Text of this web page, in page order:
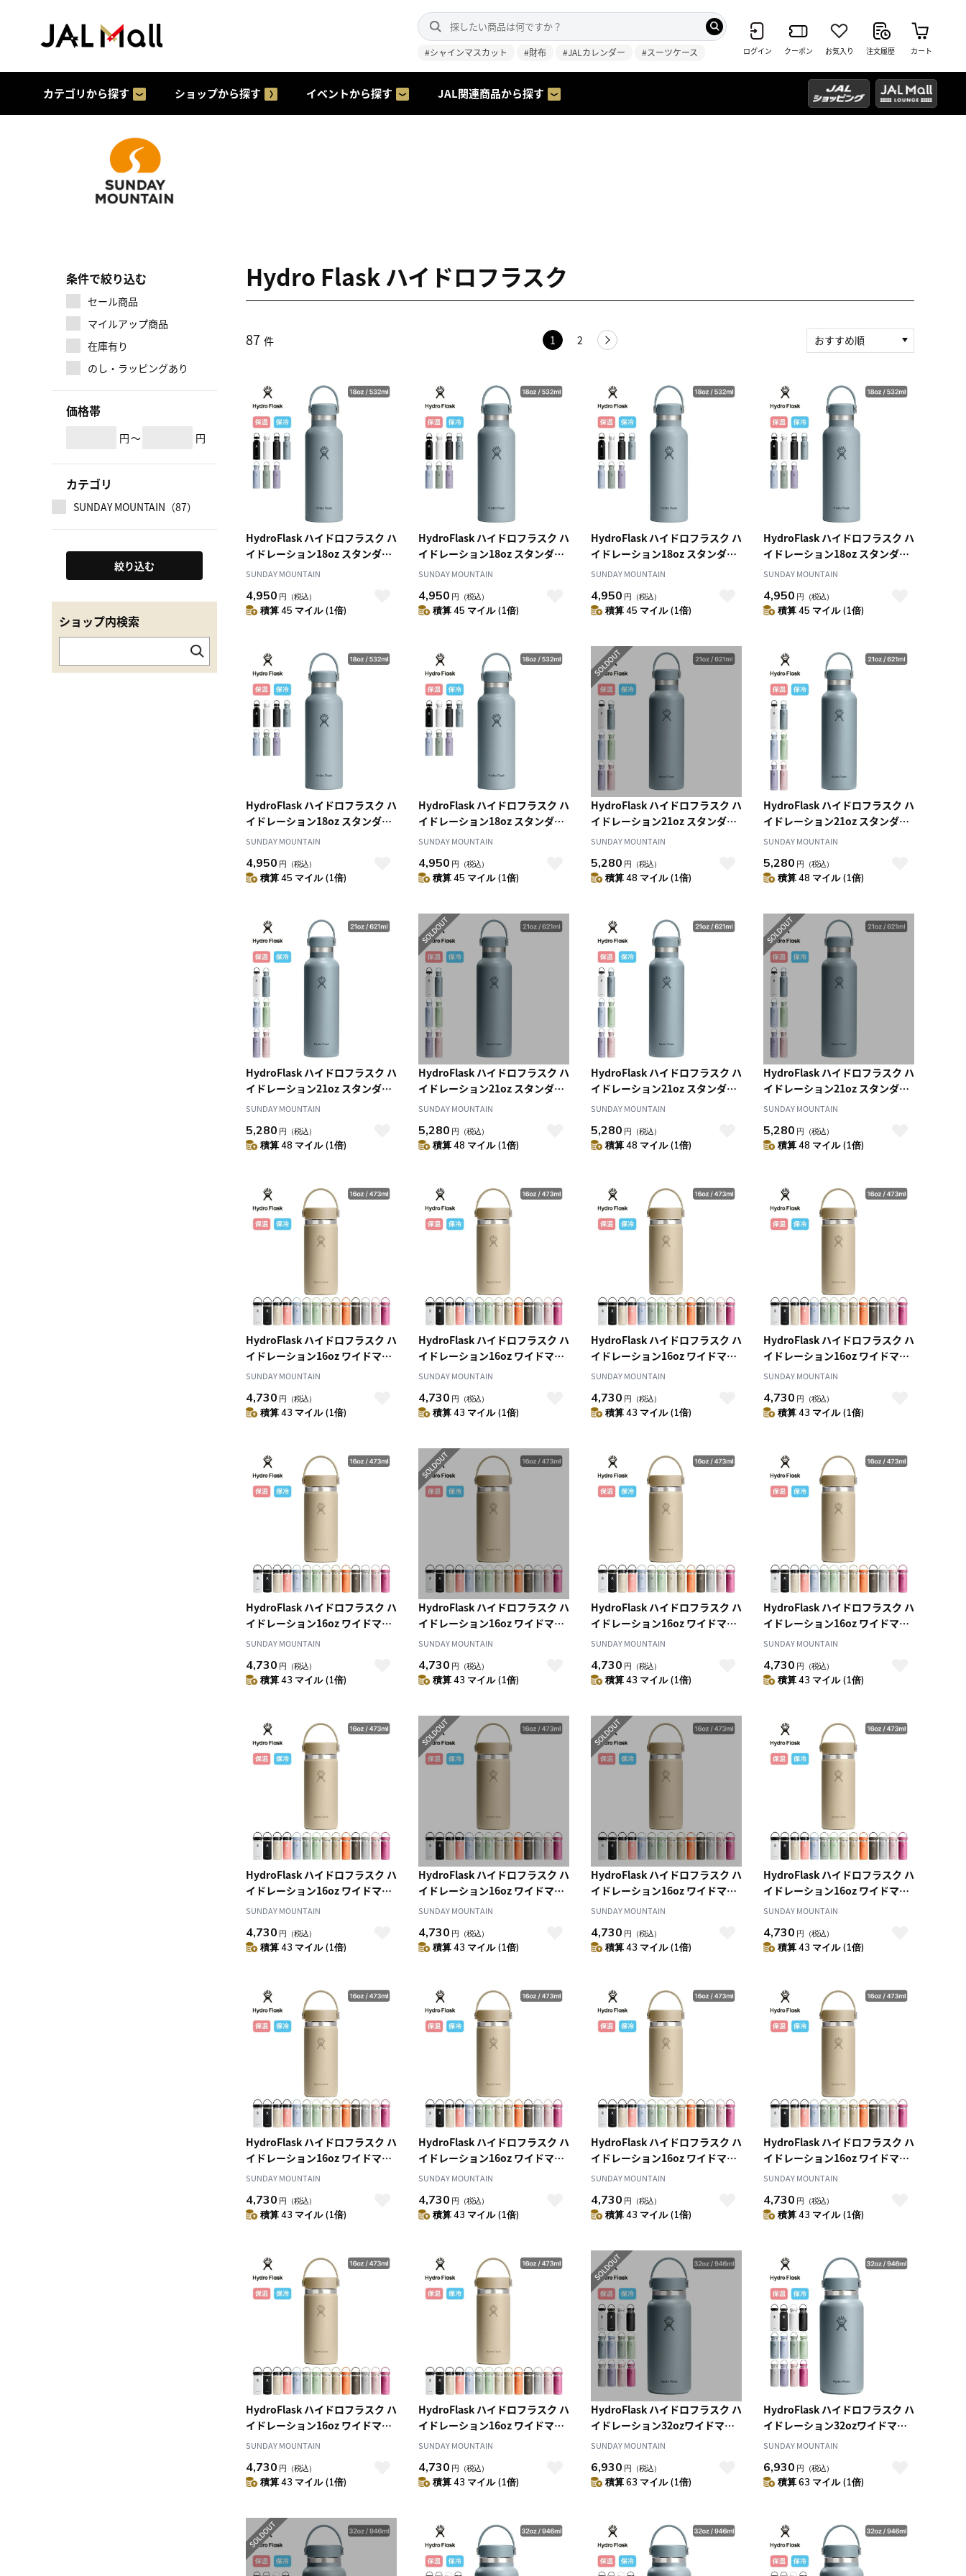
#シャインマスカット #財布 #JALカレンダー #スーツケース ログイン クーポン お気入り 注文履歴 カート
カテゴリから探す ショップから探す イベントから探す JAL関連商品から探す
マイルアップ商品
条件で絞り込む
セール商品
在庫有り
のし・ラッピングあり
価格帯
円～ 円
カテゴリ
SUNDAY MOUNTAIN（87）
絞り込む
ショップ内検索
Hydro Flask ハイドロフラスク
87 件 1 2
おすすめ順
積算マイル率（高い
順）
人気順
レビュー件数（多い
レビュー評価（高い
HydroFlask ハイドロフラスク ハ
イドレーション18oz スタンダー
ドマウス
SUNDAY MOUNTAIN
4,950 円 （税込）
積算 45 マイル (1倍)
HydroFlask ハイドロフラスク ハ
イドレーション18oz スタンダー
ドマウス
SUNDAY MOUNTAIN
4,950 円 （税込）
積算 45 マイル (1倍)
HydroFlask ハイドロフラスク ハ
イドレーション18oz スタンダー
ドマウス
SUNDAY MOUNTAIN
4,950 円 （税込）
積算 45 マイル (1倍)
HydroFlask ハイドロフラスク ハ
イドレーション18oz スタンダー
ドマウス
SUNDAY MOUNTAIN
4,950 円 （税込）
積算 45 マイル (1倍)
HydroFlask ハイドロフラスク ハ
イドレーション18oz スタンダー
ドマウス
SUNDAY MOUNTAIN
4,950 円 （税込）
積算 45 マイル (1倍)
HydroFlask ハイドロフラスク ハ
イドレーション18oz スタンダー
ドマウス
SUNDAY MOUNTAIN
4,950 円 （税込）
積算 45 マイル (1倍)
HydroFlask ハイドロフラスク ハ
イドレーション21oz スタンダー
ドマウス
SUNDAY MOUNTAIN
5,280 円 （税込）
積算 48 マイル (1倍)
HydroFlask ハイドロフラスク ハ
イドレーション21oz スタンダー
ドマウス
SUNDAY MOUNTAIN
5,280 円 （税込）
積算 48 マイル (1倍)
HydroFlask ハイドロフラスク ハ
イドレーション21oz スタンダー
ドマウス
SUNDAY MOUNTAIN
5,280 円 （税込）
積算 48 マイル (1倍)
HydroFlask ハイドロフラスク ハ
イドレーション21oz スタンダー
ドマウス
SUNDAY MOUNTAIN
5,280 円 （税込）
積算 48 マイル (1倍)
HydroFlask ハイドロフラスク ハ
イドレーション21oz スタンダー
ドマウス
SUNDAY MOUNTAIN
5,280 円 （税込）
積算 48 マイル (1倍)
HydroFlask ハイドロフラスク ハ
イドレーション21oz スタンダー
ドマウス
SUNDAY MOUNTAIN
5,280 円 （税込）
積算 48 マイル (1倍)
HydroFlask ハイドロフラスク ハ
イドレーション16oz ワイドマウ
ス
SUNDAY MOUNTAIN
4,730 円 （税込）
積算 43 マイル (1倍)
HydroFlask ハイドロフラスク ハ
イドレーション16oz ワイドマウ
ス
SUNDAY MOUNTAIN
4,730 円 （税込）
積算 43 マイル (1倍)
HydroFlask ハイドロフラスク ハ
イドレーション16oz ワイドマウ
ス
SUNDAY MOUNTAIN
4,730 円 （税込）
積算 43 マイル (1倍)
HydroFlask ハイドロフラスク ハ
イドレーション16oz ワイドマウ
ス
SUNDAY MOUNTAIN
4,730 円 （税込）
積算 43 マイル (1倍)
HydroFlask ハイドロフラスク ハ
イドレーション16oz ワイドマウ
ス
SUNDAY MOUNTAIN
4,730 円 （税込）
積算 43 マイル (1倍)
HydroFlask ハイドロフラスク ハ
イドレーション16oz ワイドマウ
ス
SUNDAY MOUNTAIN
4,730 円 （税込）
積算 43 マイル (1倍)
HydroFlask ハイドロフラスク ハ
イドレーション16oz ワイドマウ
ス
SUNDAY MOUNTAIN
4,730 円 （税込）
積算 43 マイル (1倍)
HydroFlask ハイドロフラスク ハ
イドレーション16oz ワイドマウ
ス
SUNDAY MOUNTAIN
4,730 円 （税込）
積算 43 マイル (1倍)
HydroFlask ハイドロフラスク ハ
イドレーション16oz ワイドマウ
ス
SUNDAY MOUNTAIN
4,730 円 （税込）
積算 43 マイル (1倍)
HydroFlask ハイドロフラスク ハ
イドレーション16oz ワイドマウ
ス
SUNDAY MOUNTAIN
4,730 円 （税込）
積算 43 マイル (1倍)
HydroFlask ハイドロフラスク ハ
イドレーション16oz ワイドマウ
ス
SUNDAY MOUNTAIN
4,730 円 （税込）
積算 43 マイル (1倍)
HydroFlask ハイドロフラスク ハ
イドレーション16oz ワイドマウ
ス
SUNDAY MOUNTAIN
4,730 円 （税込）
積算 43 マイル (1倍)
HydroFlask ハイドロフラスク ハ
イドレーション16oz ワイドマウ
ス
SUNDAY MOUNTAIN
4,730 円 （税込）
積算 43 マイル (1倍)
HydroFlask ハイドロフラスク ハ
イドレーション16oz ワイドマウ
ス
SUNDAY MOUNTAIN
4,730 円 （税込）
積算 43 マイル (1倍)
HydroFlask ハイドロフラスク ハ
イドレーション16oz ワイドマウ
ス
SUNDAY MOUNTAIN
4,730 円 （税込）
積算 43 マイル (1倍)
HydroFlask ハイドロフラスク ハ
イドレーション16oz ワイドマウ
ス
SUNDAY MOUNTAIN
4,730 円 （税込）
積算 43 マイル (1倍)
HydroFlask ハイドロフラスク ハ
イドレーション16oz ワイドマウ
ス
SUNDAY MOUNTAIN
4,730 円 （税込）
積算 43 マイル (1倍)
HydroFlask ハイドロフラスク ハ
イドレーション16oz ワイドマウ
ス
SUNDAY MOUNTAIN
4,730 円 （税込）
積算 43 マイル (1倍)
HydroFlask ハイドロフラスク ハ
イドレーション32ozワイドマウ
ス
SUNDAY MOUNTAIN
6,930 円 （税込）
積算 63 マイル (1倍)
HydroFlask ハイドロフラスク ハ
イドレーション32ozワイドマウ
ス
SUNDAY MOUNTAIN
6,930 円 （税込）
積算 63 マイル (1倍)